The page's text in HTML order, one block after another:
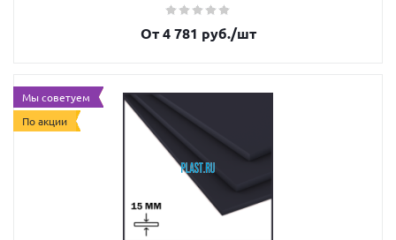
От 4 781 руб./шт
Мы советуем
По акции